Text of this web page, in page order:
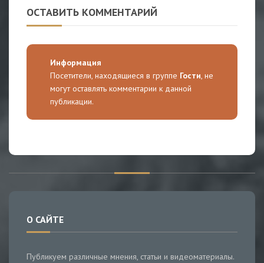
ОСТАВИТЬ КОММЕНТАРИЙ
Информация
Посетители, находящиеся в группе Гости, не
могут оставлять комментарии к данной
публикации.
О САЙТЕ
Публикуем различные мнения, статьи и видеоматериалы.